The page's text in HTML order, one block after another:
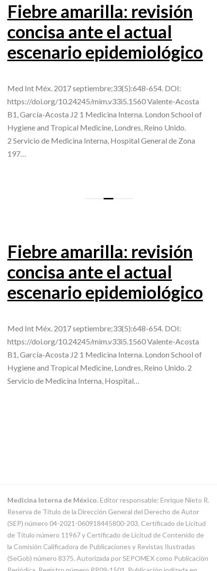
Fiebre amarilla: revisión
concisa ante el actual
escenario epidemiológico
Med Int Méx. 2017 septiembre;33(5):648-654. DOI:
https://doi.org/10.24245/mim.v33i5.1560 Valente-Acosta
B1, García-Acosta J2 1 Medicina Interna. London School of
Hygiene and Tropical Medicine, Londres, Reino Unido.
2 Servicio de Medicina Interna, Hospital General de Zona
197…
Fiebre amarilla: revisión
concisa ante el actual
escenario epidemiológico
Med Int Méx. 2017 septiembre;33(5):648-654. DOI:
https://doi.org/10.24245/mim.v33i5.1560 Valente-Acosta
B1, García-Acosta J2 1 Medicina Interna. London School of
Hygiene and Tropical Medicine, Londres, Reino Unido. 2
Servicio de Medicina Interna, Hospital…
Medicina Interna de México.Editor responsable: Enrique Nieto R.
Reserva de Título de la Dirección General del Derecho de Autor
(SEP) número 04-2021-060918445800-203. Certificado de Licitud
de Título número 11967 y Certificado de Licitud de Contenido de
la Comisión Calificadora de Publicaciones y Revistas Ilustradas
(SeGob) número 8375. Autorizada por SEPOMEX como Publicación